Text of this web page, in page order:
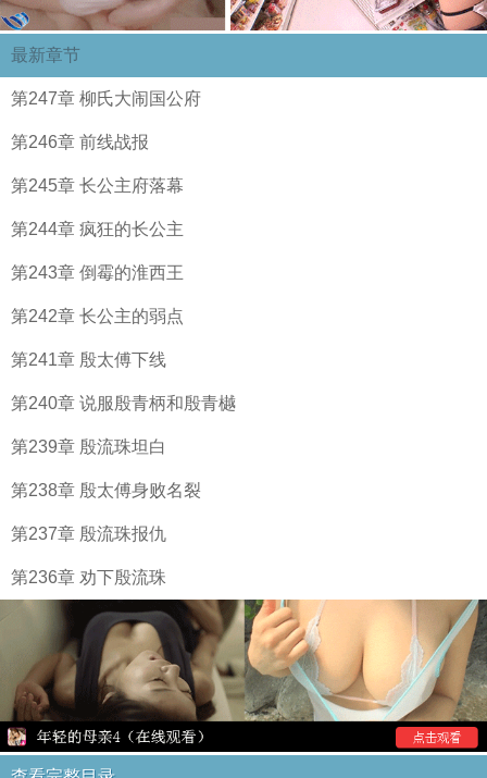
最新章节
第247章 柳氏大闹国公府
第246章 前线战报
第245章 长公主府落幕
第244章 疯狂的长公主
第243章 倒霉的淮西王
第242章 长公主的弱点
第241章 殷太傅下线
第240章 说服殷青柄和殷青樾
第239章 殷流珠坦白
第238章 殷太傅身败名裂
第237章 殷流珠报仇
第236章 劝下殷流珠